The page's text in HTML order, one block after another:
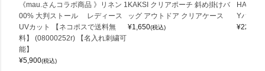
《mau.さんコラボ商品 》リネン 1
00% 大判ストール レディース
UVカット 【ネコポスで送料無
料】 (08000252r) 【名入れ刺繍可
能】
¥5,900(税込)
KAKSI クリアポーチ 斜め掛けバ
ッグ アウトドア クリアケース
¥1,650(税込)
Yバッグ
¥22,000